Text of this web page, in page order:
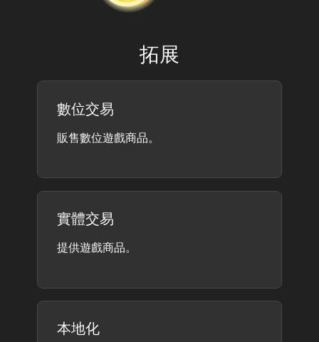
拓展
數位交易
販售數位遊戲商品。
實體交易
提供遊戲商品。
本地化